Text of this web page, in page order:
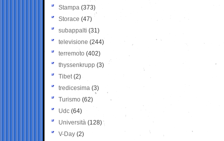
Stampa (373)
Storace (47)
subappalti (31)
televisione(244)
terremoto (402)
thyssenkrupp (3)
Tibet(2)
tredicesima (3)
Turismo (62)
Udc (64)
Università (128)
V-Day (2)